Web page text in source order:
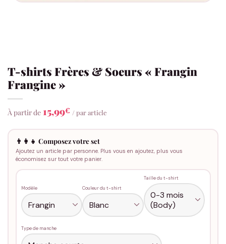
T-shirts Frères & Soeurs « Frangin
Frangine »
À partir de 15,99€ / par article
👨‍👩‍👧 Composez votre set
Ajoutez un article par personne. Plus vous en ajoutez, plus vous
économisez sur tout votre panier.
Modèle Couleur du t-shirt
Taille du t-shirt
Type de manche